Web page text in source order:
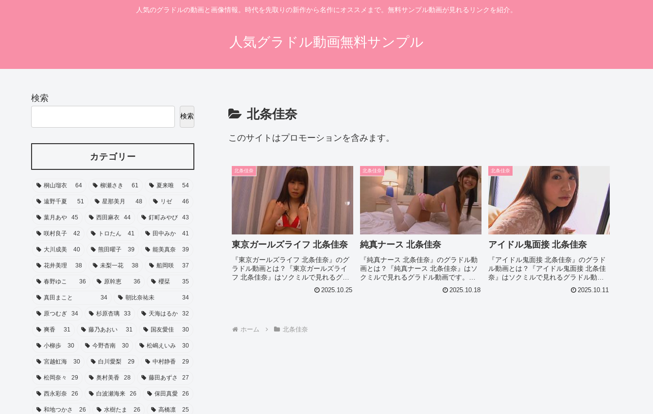
人気のグラドルの動画と画像情報。時代を先取りの新作から名作にオススメまで。無料サンプル動画が見れるリンクを紹介。
人気グラドル動画無料サンプル
北条佳奈
このサイトはプロモーションを含みます。
北条佳奈
東京ガールズライフ 北条佳奈
『東京ガールズライフ 北条佳奈』のグ
ラドル動画とは？『東京ガールズライ
フ 北条佳奈』はソクミルで見れるグラ
ドル動画です。作品IDは520288のこの
『東京ガールズライフ 北条佳奈』につ
2025.10.25
北条佳奈
純真ナース 北条佳奈
『純真ナース 北条佳奈』のグラドル動
画とは？『純真ナース 北条佳奈』はソ
クミルで見れるグラドル動画です。作
品IDは520095のこの『純真ナース 北条
佳奈』について今回は見所やシーン別
2025.10.18
北条佳奈
アイドル鬼面接 北条佳奈
『アイドル鬼面接 北条佳奈』のグラド
ル動画とは？『アイドル鬼面接 北条佳
奈』はソクミルで見れるグラドル動画
です。作品IDは519062のこの『アイド
ル鬼面接 北条佳奈』について今回は見
2025.10.11
ホーム 北条佳奈
検索
検索
カテゴリー
桐山瑠衣 64 柳瀬さき 61 夏来唯 54
遠野千夏 51 星那美月 48 リゼ 46
葉月あや 45 西田麻衣 44 釘町みやび 43
咲村良子 42 トロたん 41 田中みか 41
大川成美 40 熊田曜子 39 能美真奈 39
花井美理 38 未梨一花 38 船岡咲 37
春野ゆこ 36 原幹恵 36 櫻栞 35
真田まこと 34 朝比奈祐未 34
原つむぎ 34 杉原杏璃 33 天海はるか 32
爽香 31 藤乃あおい 31 国友愛佳 30
小柳歩 30 今野杏南 30 松嶋えいみ 30
宮越虹海 30 白川愛梨 29 中村静香 29
松岡奈々 29 奥村美香 28 藤田あずさ 27
西永彩奈 26 白波瀬海来 26 保田真愛 26
和地つかさ 26 水樹たま 26 高橋凛 25